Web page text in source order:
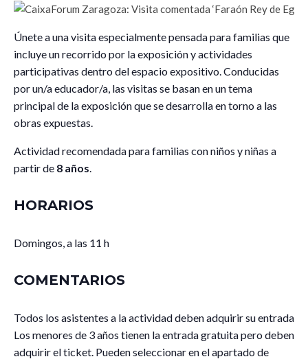
Únete a una visita especialmente pensada para familias que
incluye un recorrido por la exposición y actividades
participativas dentro del espacio expositivo. Conducidas
por un/a educador/a, las visitas se basan en un tema
principal de la exposición que se desarrolla en torno a las
obras expuestas.
Actividad recomendada para familias con niños y niñas a
partir de 8 años.
HORARIOS
Domingos, a las 11 h
COMENTARIOS
Todos los asistentes a la actividad deben adquirir su entrada
Los menores de 3 años tienen la entrada gratuita pero deben
adquirir el ticket. Pueden seleccionar en el apartado de